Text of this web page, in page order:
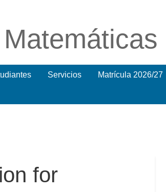
Servicios Matrícula 2026/27
for